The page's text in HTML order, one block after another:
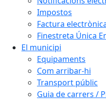
Impostos
Factura
Finestreta Única
El municipi
Equipaments
Com arribar-hi
Transport públic
Guia de carrers /